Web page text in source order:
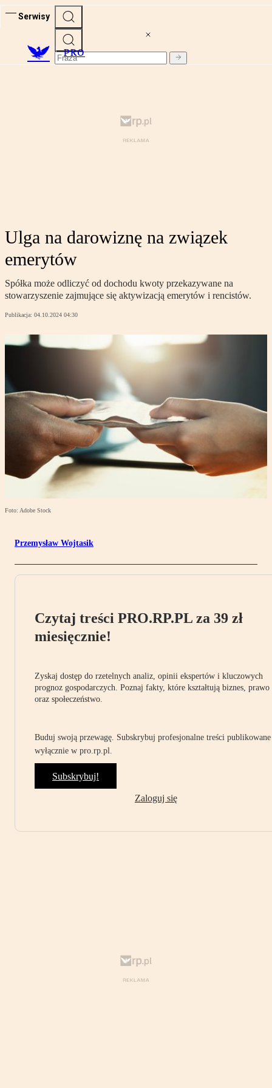
Serwisy
PRO
Ulga na darowiznę na związek
emerytów
Spółka może odliczyć od dochodu kwoty przekazywane na
stowarzyszenie zajmujące się aktywizacją emerytów i rencistów.
Publikacja: 04.10.2024 04:30
Foto: Adobe Stock
Przemysław Wojtasik
Czytaj treści PRO.RP.PL za 39 zł
miesięcznie!
Zyskaj dostęp do rzetelnych analiz, opinii ekspertów i kluczowych
prognoz gospodarczych. Poznaj fakty, które kształtują biznes, prawo
oraz społeczeństwo.
Buduj swoją przewagę. Subskrybuj profesjonalne treści publikowane
wyłącznie w pro.rp.pl.
Subskrybuj!
Zaloguj się